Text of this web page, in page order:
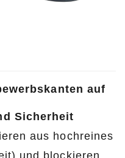
auf
Sicherheit
aus hochreines